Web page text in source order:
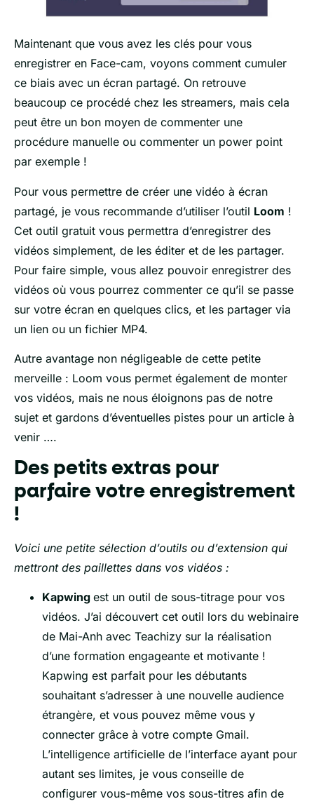
Maintenant que vous avez les clés pour vous
enregistrer en Face-cam, voyons comment cumuler
ce biais avec un écran partagé. On retrouve
beaucoup ce procédé chez les streamers, mais cela
peut être un bon moyen de commenter une
procédure manuelle ou commenter un power point
par exemple !
Pour vous permettre de créer une vidéo à écran
partagé, je vous recommande d’utiliser l’outil Loom !
Cet outil gratuit vous permettra d’enregistrer des
vidéos simplement, de les éditer et de les partager.
Pour faire simple, vous allez pouvoir enregistrer des
vidéos où vous pourrez commenter ce qu’il se passe
sur votre écran en quelques clics, et les partager via
un lien ou un fichier MP4.
Autre avantage non négligeable de cette petite
merveille : Loom vous permet également de monter
vos vidéos, mais ne nous éloignons pas de notre
sujet et gardons d’éventuelles pistes pour un article à
venir ….
Des petits extras pour
parfaire votre enregistrement
!
Voici une petite sélection d’outils ou d’extension qui
mettront des paillettes dans vos vidéos :
Kapwing est un outil de sous-titrage pour vos
vidéos. J’ai découvert cet outil lors du webinaire
de Mai-Anh avec Teachizy sur la réalisation
d’une formation engageante et motivante !
Kapwing est parfait pour les débutants
souhaitant s’adresser à une nouvelle audience
étrangère, et vous pouvez même vous y
connecter grâce à votre compte Gmail.
L’intelligence artificielle de l’interface ayant pour
autant ses limites, je vous conseille de
configurer vous-même vos sous-titres afin de